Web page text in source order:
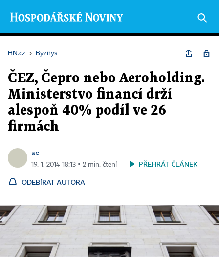
HN.cz › Byznys
ČEZ, Čepro nebo Aeroholding.
Ministerstvo financí drží
alespoň 40% podíl ve 26
firmách
ac
19. 1. 2014 18:13 ▪ 2 min. čtení PŘEHRÁT ČLÁNEK
ODEBÍRAT AUTORA